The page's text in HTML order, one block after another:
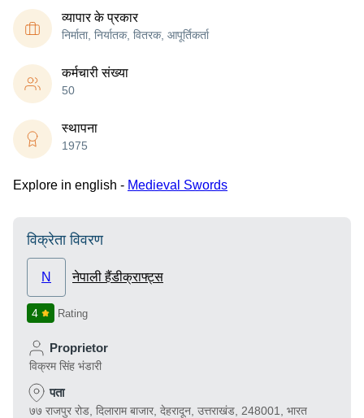
व्यापार के प्रकार
निर्माता, निर्यातक, वितरक, आपूर्तिकर्ता
कर्मचारी संख्या
50
स्थापना
1975
Explore in english - Medieval Swords
विक्रेता विवरण
N नेपाली हैंडीक्राफ्ट्स
4 Rating
Proprietor
विक्रम सिंह भंडारी
पता
७७ राजपुर रोड, दिलाराम बाजार, देहरादून, उत्तराखंड, 248001, भारत